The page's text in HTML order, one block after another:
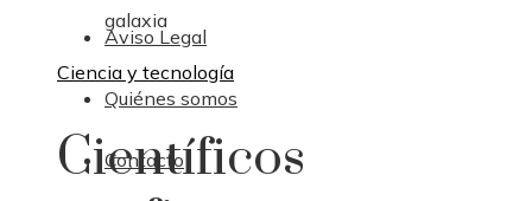
Aviso Legal
Quiénes somos
Contacto
galaxia
Ciencia y tecnología
Científicos